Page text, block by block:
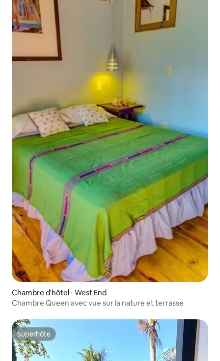
Chambre d'hôtel ⋅ West End
Chambre Queen avec vue sur la nature et terrasse
Superhôte
Superhôte